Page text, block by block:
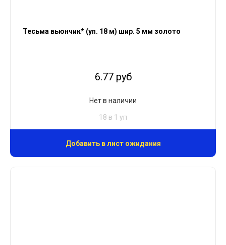
Тесьма вьюнчик* (уп. 18 м) шир. 5 мм золото
6.77 руб
Нет в наличии
18 в 1 уп
Добавить в лист ожидания